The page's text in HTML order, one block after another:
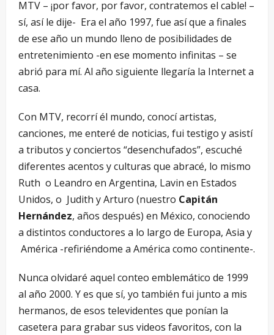
MTV – ¡por favor, por favor, contratemos el cable! –
sí, así le dije- Era el año 1997, fue así que a finales
de ese año un mundo lleno de posibilidades de
entretenimiento -en ese momento infinitas – se
abrió para mí. Al año siguiente llegaría la Internet a
casa.
Con MTV, recorrí él mundo, conocí artistas,
canciones, me enteré de noticias, fui testigo y asistí
a tributos y conciertos “desenchufados”, escuché
diferentes acentos y culturas que abracé, lo mismo
Ruth o Leandro en Argentina, Lavin en Estados
Unidos, o Judith y Arturo (nuestro Capitán
Hernández, años después) en México, conociendo
a distintos conductores a lo largo de Europa, Asia y
América -refiriéndome a América como continente-.
Nunca olvidaré aquel conteo emblemático de 1999
al año 2000. Y es que sí, yo también fui junto a mis
hermanos, de esos televidentes que ponían la
casetera para grabar sus videos favoritos, con la